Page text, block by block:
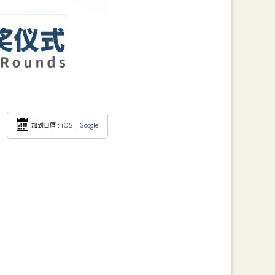
加到日暦 : iOS | Google